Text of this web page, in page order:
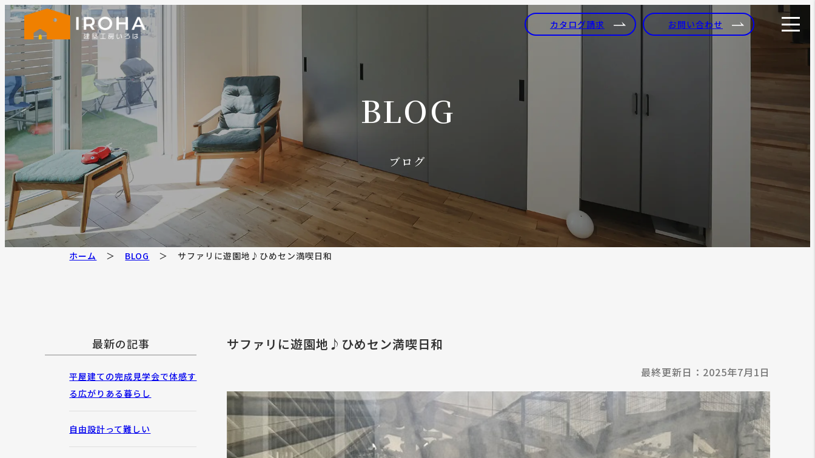
カタログ請求 お問い合わせ
BLOG
ブログ
ホーム BLOG サファリに遊園地♪ひめセン満喫日和
サファリに遊園地♪ひめセン満喫日和
最終更新日：2025年7月1日
最新の記事
平屋建ての完成見学会で体感す
る広がりある暮らし
自由設計って難しい